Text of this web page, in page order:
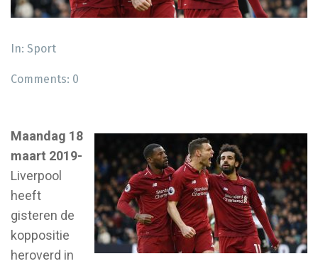
In: Sport
Comments: 0
Maandag 18
maart 2019-
Liverpool
heeft
gisteren de
koppositie
heroverd in